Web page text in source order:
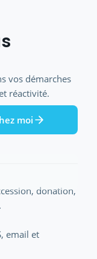
vos démarches
réactivité.
moi
donation,
email et